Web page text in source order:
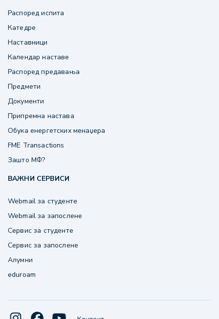
Распоред испита
Катедре
Наставници
Календар наставе
Распоред предавања
Предмети
Документи
Припремна настава
Обука енергетских менаџера
FME Transactions
Зашто МФ?
ВАЖНИ СЕРВИСИ
Webmail за студенте
Webmail за запослене
Сервис за студенте
Сервис за запослене
Алумни
eduroam